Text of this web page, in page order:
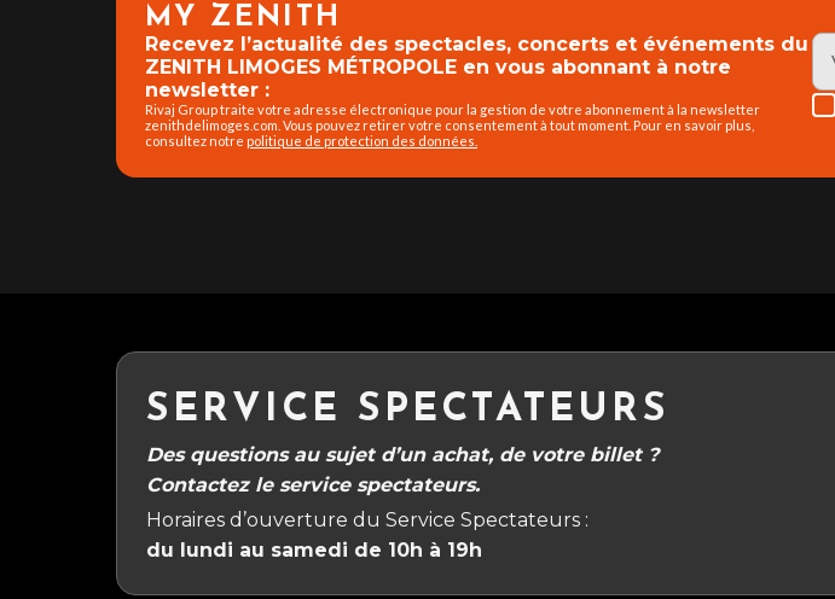
MY ZENITH
Recevez l’actualité des spectacles, concerts et événements du
ZENITH LIMOGES MÉTROPOLE en vous abonnant à notre
newsletter :
Rivaj Group traite votre adresse électronique pour la gestion de votre abonnement à la newsletter
zenithdelimoges.com. Vous pouvez retirer votre consentement à tout moment. Pour en savoir plus,
consultez notre politique de protection des données.
SERVICE SPECTATEURS
Des questions au sujet d’un achat, de votre billet ?
Contactez le service spectateurs.
Horaires d’ouverture du Service Spectateurs :
du lundi au samedi de 10h à 19h